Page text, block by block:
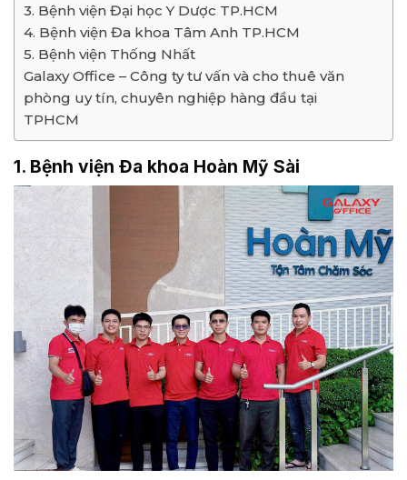
3. Bệnh viện Đại học Y Dược TP.HCM
4. Bệnh viện Đa khoa Tâm Anh TP.HCM
5. Bệnh viện Thống Nhất
Galaxy Office – Công ty tư vấn và cho thuê văn
phòng uy tín, chuyên nghiệp hàng đầu tại
TPHCM
1. Bệnh viện Đa khoa Hoàn Mỹ Sài